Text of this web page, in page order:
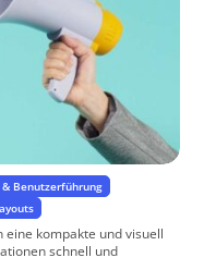
Benutzerführung
eine kompakte und visuell
schnell und